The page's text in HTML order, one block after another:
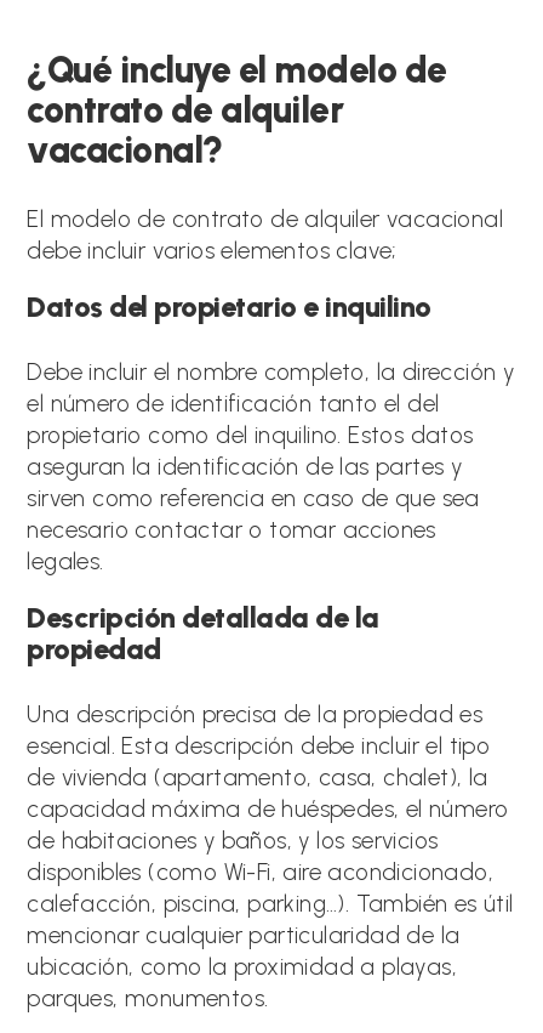
¿Qué incluye el modelo de
contrato de alquiler
vacacional?
El modelo de contrato de alquiler vacacional
debe incluir varios elementos clave;
Datos del propietario e inquilino
Debe incluir el nombre completo, la dirección y
el número de identificación tanto el del
propietario como del inquilino. Estos datos
aseguran la identificación de las partes y
sirven como referencia en caso de que sea
necesario contactar o tomar acciones
legales.
Descripción detallada de la
propiedad
Una descripción precisa de la propiedad es
esencial. Esta descripción debe incluir el tipo
de vivienda (apartamento, casa, chalet), la
capacidad máxima de huéspedes, el número
de habitaciones y baños, y los servicios
disponibles (como Wi-Fi, aire acondicionado,
calefacción, piscina, parking…). También es útil
mencionar cualquier particularidad de la
ubicación, como la proximidad a playas,
parques, monumentos.